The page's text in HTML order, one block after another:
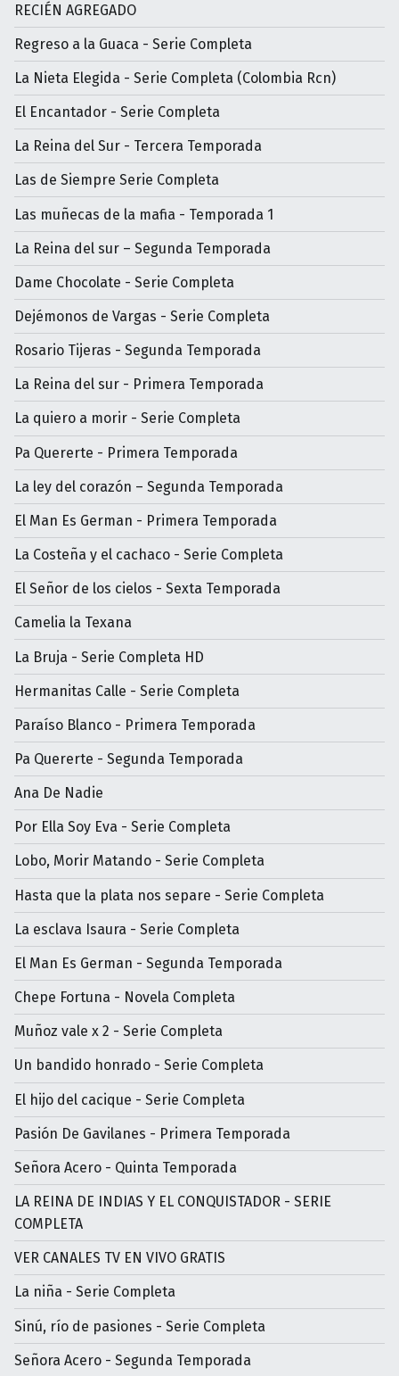
RECIÉN AGREGADO
Regreso a la Guaca - Serie Completa
La Nieta Elegida - Serie Completa (Colombia Rcn)
El Encantador - Serie Completa
La Reina del Sur - Tercera Temporada
Las de Siempre Serie Completa
Las muñecas de la mafia - Temporada 1
La Reina del sur – Segunda Temporada
Dame Chocolate - Serie Completa
Dejémonos de Vargas - Serie Completa
Rosario Tijeras - Segunda Temporada
La Reina del sur - Primera Temporada
La quiero a morir - Serie Completa
Pa Quererte - Primera Temporada
La ley del corazón – Segunda Temporada
El Man Es German - Primera Temporada
La Costeña y el cachaco - Serie Completa
El Señor de los cielos - Sexta Temporada
Camelia la Texana
La Bruja - Serie Completa HD
Hermanitas Calle - Serie Completa
Paraíso Blanco - Primera Temporada
Pa Quererte - Segunda Temporada
Ana De Nadie
Por Ella Soy Eva - Serie Completa
Lobo, Morir Matando - Serie Completa
Hasta que la plata nos separe - Serie Completa
La esclava Isaura - Serie Completa
El Man Es German - Segunda Temporada
Chepe Fortuna - Novela Completa
Muñoz vale x 2 - Serie Completa
Un bandido honrado - Serie Completa
El hijo del cacique - Serie Completa
Pasión De Gavilanes - Primera Temporada
Señora Acero - Quinta Temporada
LA REINA DE INDIAS Y EL CONQUISTADOR - SERIE
COMPLETA
VER CANALES TV EN VIVO GRATIS
La niña - Serie Completa
Sinú, río de pasiones - Serie Completa
Señora Acero - Segunda Temporada